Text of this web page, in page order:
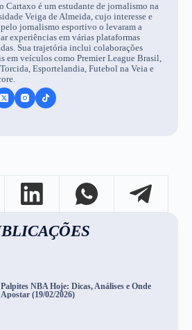
Cartaxo é um estudante de jornalismo na
Veiga de Almeida, cujo interesse e
jornalismo esportivo o levaram a
experiências em várias plataformas
Sua trajetória inclui colaborações
em veículos como Premier League Brasil,
Esportelandia, Futebol na Veia e
Palpites NBA Hoje: Dicas, Análises e Onde
Apostar (19/02/2026)